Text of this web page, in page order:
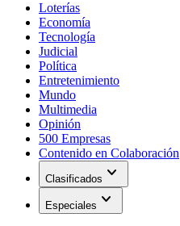
Loterías
Economía
Tecnología
Judicial
Política
Entretenimiento
Mundo
Multimedia
Opinión
500 Empresas
Contenido en Colaboración
Clasificados expand_more
Especiales expand_more